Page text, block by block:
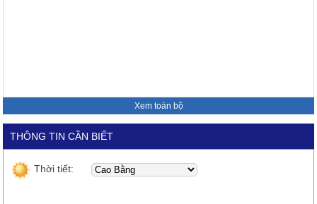
Xem toàn bộ
THÔNG TIN CẦN BIẾT
Thời tiết: